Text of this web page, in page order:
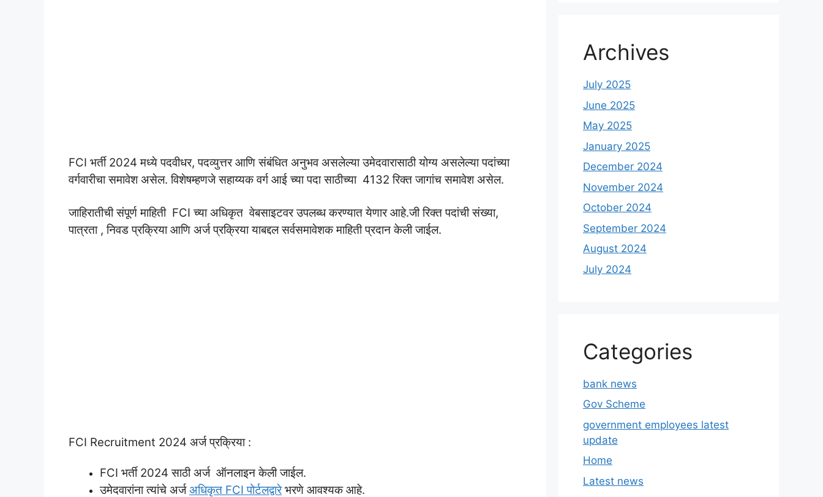
FCI भर्ती 2024 मध्ये पदवीधर, पदव्युत्तर आणि संबंधित अनुभव असलेल्या उमेदवारासाठी योग्य असलेल्या पदांच्या
वर्गवारीचा समावेश असेल. विशेषम्हणजे सहाय्यक वर्ग आई च्या पदा साठीच्या 4132 रिक्त जागांच समावेश असेल.
जाहिरातीची संपूर्ण माहिती FCI च्या अधिकृत वेबसाइटवर उपलब्ध करण्यात येणार आहे.जी रिक्त पदांची संख्या,
पात्रता , निवड प्रक्रिया आणि अर्ज प्रक्रिया याबद्दल सर्वसमावेशक माहिती प्रदान केली जाईल.
FCI Recruitment 2024 अर्ज प्रक्रिया :
FCI भर्ती 2024 साठी अर्ज ऑनलाइन केली जाईल.
उमेदवारांना त्यांचे अर्जअधिकृत FCI पोर्टलद्वारेभरणे आवश्यक आहे.
Archives
July 2025
June 2025
May 2025
January 2025
December 2024
November 2024
October 2024
September 2024
August 2024
July 2024
Categories
bank news
Gov Scheme
government employees latest
update
Home
Latest news